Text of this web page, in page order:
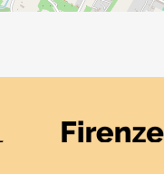
Firenze